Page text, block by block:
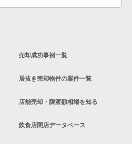
売却成功事例一覧
居抜き売却物件の案件一覧
店舗売却・譲渡額相場を知る
飲食店閉店データベース